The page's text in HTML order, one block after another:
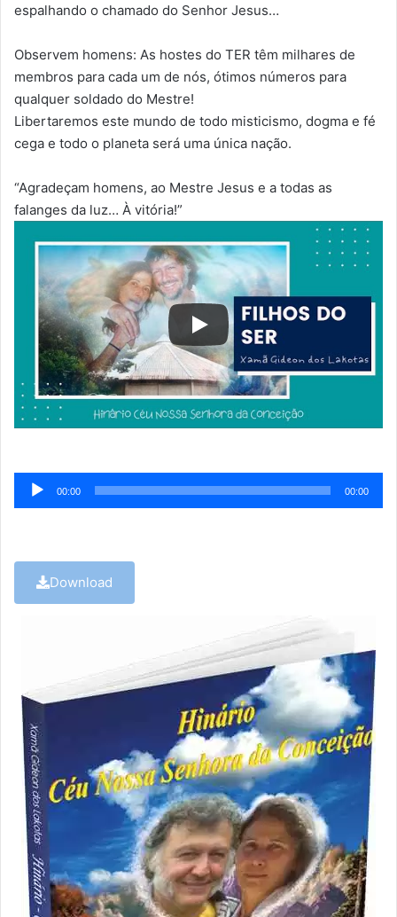
espalhando o chamado do Senhor Jesus…
Observem homens: As hostes do TER têm milhares de
membros para cada um de nós, ótimos números para
qualquer soldado do Mestre!
Libertaremos este mundo de todo misticismo, dogma e fé
cega e todo o planeta será uma única nação.
“Agradeçam homens, ao Mestre Jesus e a todas as
falanges da luz… À vitória!”
Tocador
de
00:00 00:00
Download